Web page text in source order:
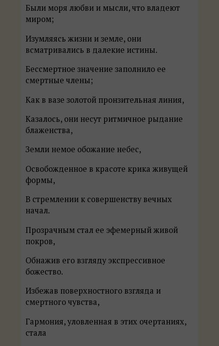
Были моря любви и мысли, что владеют
миром;
Изумляясь жизни и земле, они
всматривались в далекие истины.
Бессмертное значение заполнило ее
смертные члены;
Как в вазе золотой пронзительная линия,
Казалось, они несут ритмичное рыдание
блаженства,
Земли немое обожание небес,
Освобожденное в красоте крика живущей
формы,
В стремлении к совершенству вечных
начал.
Прозрачным стал ее эфемерный живой
покров,
Обнажив его взгляду экспрессивное
божество.
Избежав поверхностного взгляда и
смертного чувства,
Гармония, уловленная в этих очертаниях,
стала